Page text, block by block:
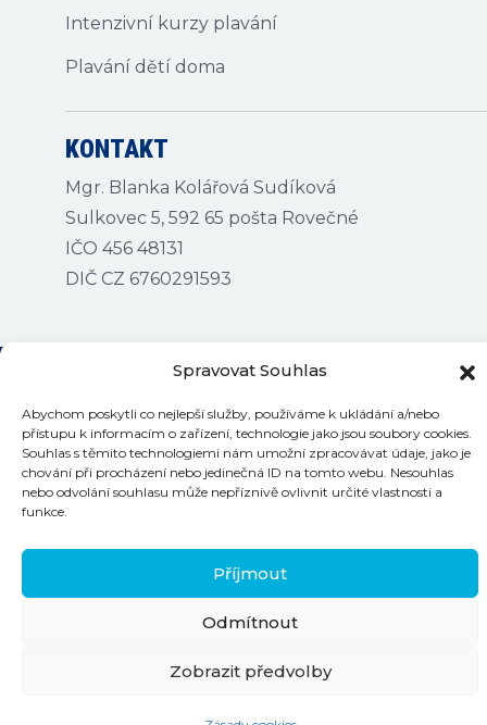
Spravovat Souhlas
Abychom poskytli co nejlepší služby, používáme k ukládání a/nebo
přístupu k informacím o zařízení, technologie jako jsou soubory cookies.
Souhlas s těmito technologiemi nám umožní zpracovávat údaje, jako je
chování při procházení nebo jedinečná ID na tomto webu. Nesouhlas
nebo odvolání souhlasu může nepříznivě ovlivnit určité vlastnosti a
funkce.
Příjmout
Odmítnout
Zobrazit předvolby
Intenzivní kurzy plavání
Plavání dětí doma
KONTAKT
Mgr. Blanka Kolářová Sudíková
Sulkovec 5, 592 65 pošta Rovečné
IČO 456 48131
DIČ CZ 6760291593
Kontakty na bazény